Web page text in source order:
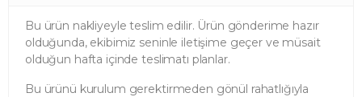
Bu ürün nakliyeyle teslim edilir. Ürün gönderime hazır
olduğunda, ekibimiz seninle iletişime geçer ve müsait
olduğun hafta içinde teslimatı planlar.
Bu ürünü kurulum gerektirmeden gönül rahatlığıyla